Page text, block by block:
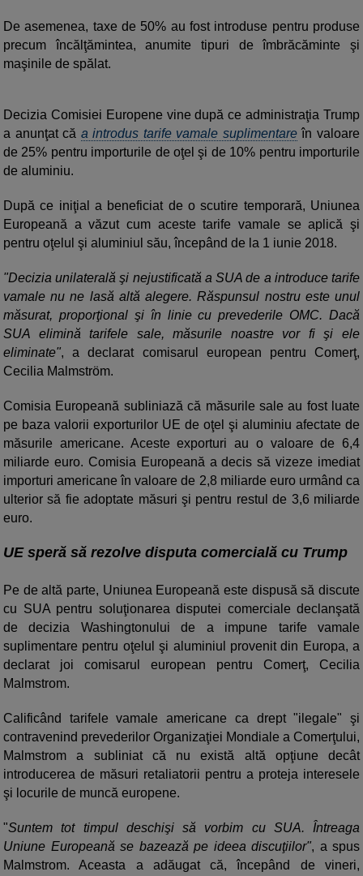
De asemenea, taxe de 50% au fost introduse pentru produse
precum încălţămintea, anumite tipuri de îmbrăcăminte şi
maşinile de spălat.
Decizia Comisiei Europene vine după ce administraţia Trump
a anunţat că a introdus tarife vamale suplimentareîn valoare
de 25% pentru importurile de oţel şi de 10% pentru importurile
de aluminiu.
După ce iniţial a beneficiat de o scutire temporară, Uniunea
Europeană a văzut cum aceste tarife vamale se aplică şi
pentru oţelul şi aluminiul său, începând de la 1 iunie 2018.
"Decizia unilaterală şi nejustificată a SUA de a introduce tarife
vamale nu ne lasă altă alegere. Răspunsul nostru este unul
măsurat, proporţional şi în linie cu prevederile OMC. Dacă
SUA elimină tarifele sale, măsurile noastre vor fi şi ele
eliminate", a declarat comisarul european pentru Comerţ,
Cecilia Malmström.
Comisia Europeană subliniază că măsurile sale au fost luate
pe baza valorii exporturilor UE de oţel şi aluminiu afectate de
măsurile americane. Aceste exporturi au o valoare de 6,4
miliarde euro. Comisia Europeană a decis să vizeze imediat
importuri americane în valoare de 2,8 miliarde euro urmând ca
ulterior să fie adoptate măsuri şi pentru restul de 3,6 miliarde
euro.
UE speră să rezolve disputa comercială cu Trump
Pe de altă parte, Uniunea Europeană este dispusă să discute
cu SUA pentru soluţionarea disputei comerciale declanşată
de decizia Washingtonului de a impune tarife vamale
suplimentare pentru oţelul şi aluminiul provenit din Europa, a
declarat joi comisarul european pentru Comerţ, Cecilia
Malmstrom.
Calificând tarifele vamale americane ca drept "ilegale" şi
contravenind prevederilor Organizaţiei Mondiale a Comerţului,
Malmstrom a subliniat că nu există altă opţiune decât
introducerea de măsuri retaliatorii pentru a proteja interesele
şi locurile de muncă europene.
"Suntem tot timpul deschişi să vorbim cu SUA. Întreaga
Uniune Europeană se bazează pe ideea discuţiilor", a spus
Malmstrom. Aceasta a adăugat că, începând de vineri,